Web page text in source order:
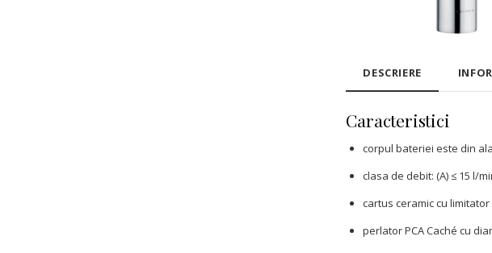
DESCRIERE
Caracteristici
corpul bateriei este din
clasa de debit: (A) ≤ 15 l/
cartus ceramic cu
perlator PCA Caché cu